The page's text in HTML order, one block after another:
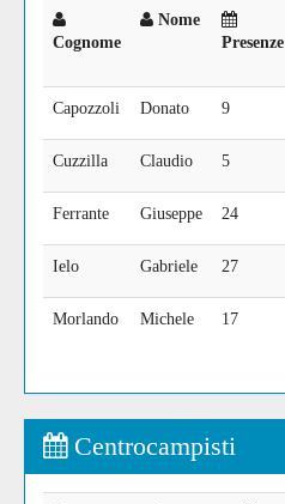
Cognome
Nome
Presenze
Capozzoli Donato 9
Cuzzilla Claudio 5
Ferrante Giuseppe 24
Ielo Gabriele 27
Morlando Michele 17
Centrocampisti